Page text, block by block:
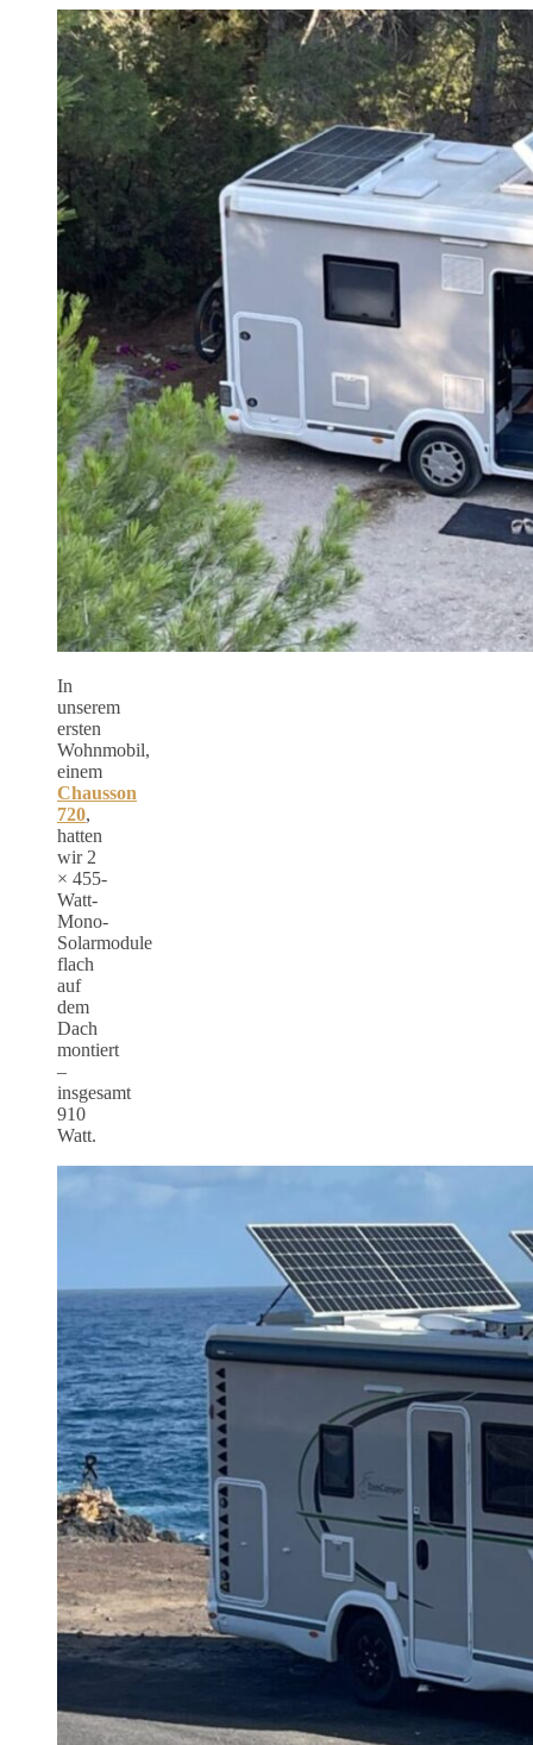
In
unserem
ersten
Wohnmobil,
einem
Chausson
720,
hatten
wir 2
× 455-
Watt-
Mono-
Solarmodule
flach
auf
dem
Dach
montiert
–
insgesamt
910
Watt.